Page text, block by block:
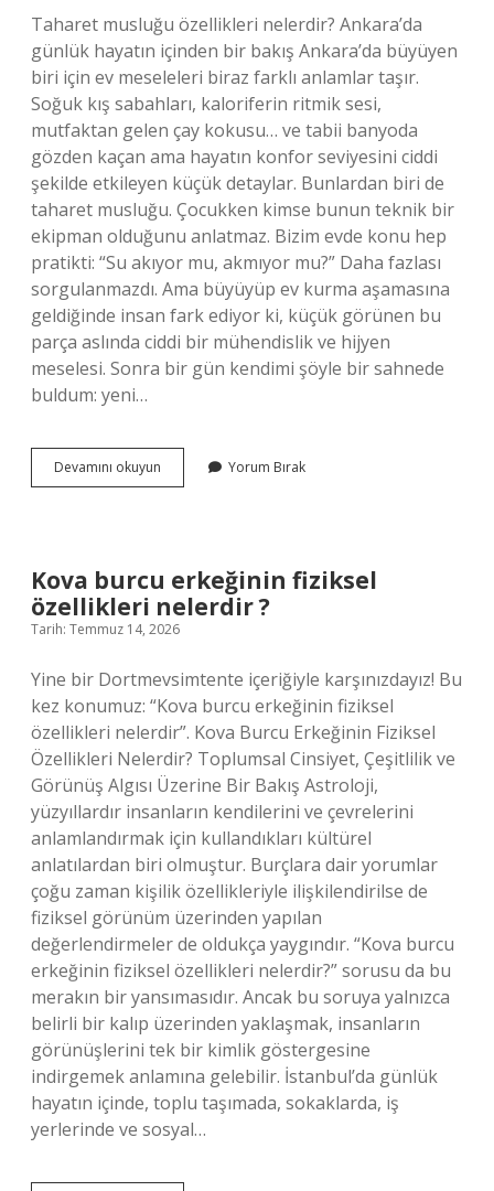
Taharet musluğu özellikleri nelerdir? Ankara’da
günlük hayatın içinden bir bakış Ankara’da büyüyen
biri için ev meseleleri biraz farklı anlamlar taşır.
Soğuk kış sabahları, kaloriferin ritmik sesi,
mutfaktan gelen çay kokusu… ve tabii banyoda
gözden kaçan ama hayatın konfor seviyesini ciddi
şekilde etkileyen küçük detaylar. Bunlardan biri de
taharet musluğu. Çocukken kimse bunun teknik bir
ekipman olduğunu anlatmaz. Bizim evde konu hep
pratikti: “Su akıyor mu, akmıyor mu?” Daha fazlası
sorgulanmazdı. Ama büyüyüp ev kurma aşamasına
geldiğinde insan fark ediyor ki, küçük görünen bu
parça aslında ciddi bir mühendislik ve hijyen
meselesi. Sonra bir gün kendimi şöyle bir sahnede
buldum: yeni…
Devamını okuyun
musluğu
Yorum Bırak
Kova burcu erkeğinin fiziksel
özellikleri nelerdir ?
Tarih: Temmuz 14, 2026
Yine bir Dortmevsimtente içeriğiyle karşınızdayız! Bu
kez konumuz: “Kova burcu erkeğinin fiziksel
özellikleri nelerdir”. Kova Burcu Erkeğinin Fiziksel
Özellikleri Nelerdir? Toplumsal Cinsiyet, Çeşitlilik ve
Görünüş Algısı Üzerine Bir Bakış Astroloji,
yüzyıllardır insanların kendilerini ve çevrelerini
anlamlandırmak için kullandıkları kültürel
anlatılardan biri olmuştur. Burçlara dair yorumlar
çoğu zaman kişilik özellikleriyle ilişkilendirilse de
fiziksel görünüm üzerinden yapılan
değerlendirmeler de oldukça yaygındır. “Kova burcu
erkeğinin fiziksel özellikleri nelerdir?” sorusu da bu
merakın bir yansımasıdır. Ancak bu soruya yalnızca
belirli bir kalıp üzerinden yaklaşmak, insanların
görünüşlerini tek bir kimlik göstergesine
indirgemek anlamına gelebilir. İstanbul’da günlük
hayatın içinde, toplu taşımada, sokaklarda, iş
yerlerinde ve sosyal…